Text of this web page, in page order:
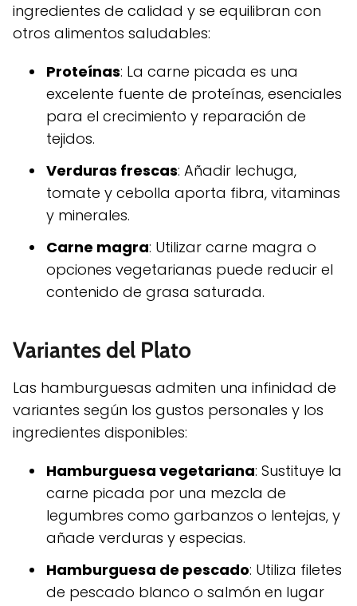
ingredientes de calidad y se equilibran con
otros alimentos saludables:
Proteínas: La carne picada es una
excelente fuente de proteínas, esenciales
para el crecimiento y reparación de
tejidos.
Verduras frescas: Añadir lechuga,
tomate y cebolla aporta fibra, vitaminas
y minerales.
Carne magra: Utilizar carne magra o
opciones vegetarianas puede reducir el
contenido de grasa saturada.
Variantes del Plato
Las hamburguesas admiten una infinidad de
variantes según los gustos personales y los
ingredientes disponibles:
Hamburguesa vegetariana: Sustituye la
carne picada por una mezcla de
legumbres como garbanzos o lentejas, y
añade verduras y especias.
Hamburguesa de pescado: Utiliza filetes
de pescado blanco o salmón en lugar